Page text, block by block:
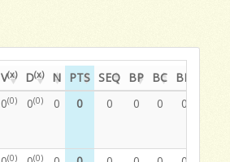
V(x) D(x) N PTS SEQ BP BC BN
0(0) 0(0) 0 0 0 0 0 0
(0) (0)